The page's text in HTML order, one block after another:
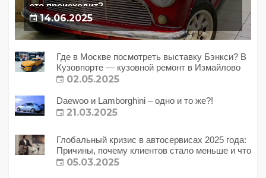
это происходит?
14.06.2025
Где в Москве посмотреть выставку Бэнкси? В
Кузовпорте — кузовной ремонт в Измайлово
02.05.2025
Daewoo и Lamborghini – одно и то же?!
21.03.2025
Глобальный кризис в автосервисах 2025 года:
Причины, почему клиентов стало меньше и что
с этим делать?
05.03.2025